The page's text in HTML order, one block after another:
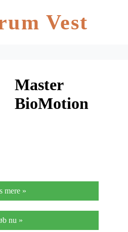
Vest
Master
BioMotion
mere »
nu »